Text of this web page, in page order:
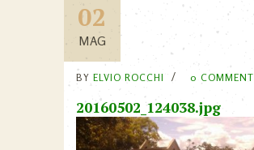
02
MAG
BY ELVIO ROCCHI 0 COMMENT
20160502_124038.jpg